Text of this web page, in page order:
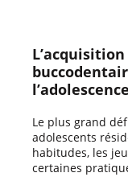
Le plus grand
adolescents
habitudes, les
certaines